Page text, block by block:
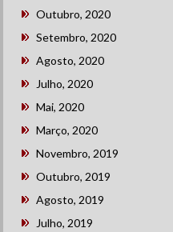
Outubro, 2020
Setembro, 2020
Agosto, 2020
Julho, 2020
Mai, 2020
Março, 2020
Novembro, 2019
Outubro, 2019
Agosto, 2019
Julho, 2019